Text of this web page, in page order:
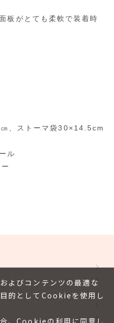
板がとても柔軟で装着時
、ストーマ袋30×14.5cm
ル
よびコンテンツの最適な
的としてCookieを使用し